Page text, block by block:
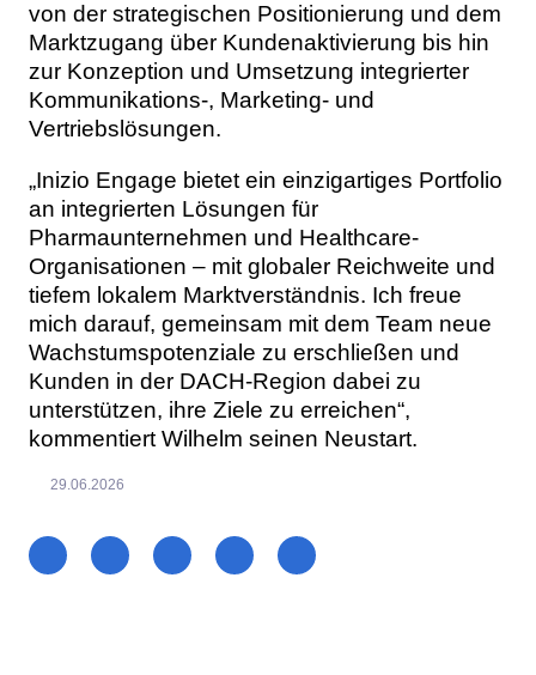
von der strategischen Positionierung und dem
Marktzugang über Kundenaktivierung bis hin
zur Konzeption und Umsetzung integrierter
Kommunikations-, Marketing- und
Vertriebslösungen.
„Inizio Engage bietet ein einzigartiges Portfolio
an integrierten Lösungen für
Pharmaunternehmen und Healthcare-
Organisationen – mit globaler Reichweite und
tiefem lokalem Marktverständnis. Ich freue
mich darauf, gemeinsam mit dem Team neue
Wachstumspotenziale zu erschließen und
Kunden in der DACH-Region dabei zu
unterstützen, ihre Ziele zu erreichen“,
kommentiert Wilhelm seinen Neustart.
29.06.2026